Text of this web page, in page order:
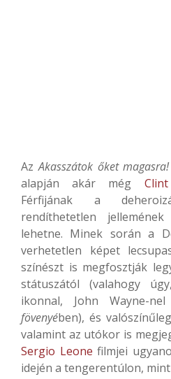
AzAkasszátok őket magasra!
alapján akár még
Férfijának a
rendíthetetlen
lehetne. Minek során a
verhetetlen képet
színészt is megfosztják
státuszától (valahogy
ikonnal, John Wayne-
fövenyében), és
valamint az utókor is
Sergio Leone filmjei
idején a tengerentúlon,